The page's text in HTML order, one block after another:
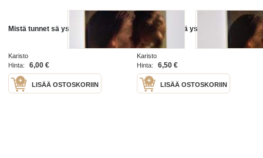
Mistä tunnet sä ystävän
Karisto
Hinta:
6,00 €
LISÄÄ OSTOSKORIIN
Mistä tunnet sä ystävän
Karisto
Hinta:
6,50 €
LISÄÄ OSTOSKORIIN